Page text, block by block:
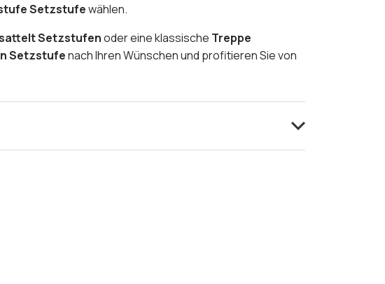
Setzstufewählen.
Setzstufenoder eine klassische Treppe
Setzstufenach Ihren Wünschen und profitieren Sie von